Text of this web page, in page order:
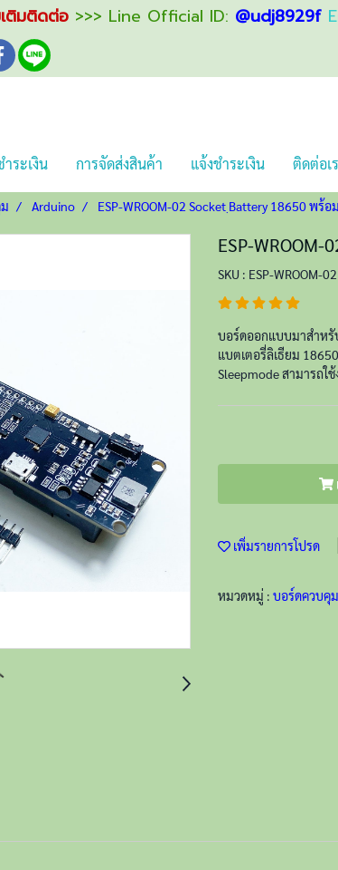
ติมติดต่อ >>> Line Official ID: @udj8929f
ระเงิน การจัดส่งสินค้า แจ้งชำระเงิน ติดต่อเ
Arduino ESP-WROOM-02 Socket ฺBattery 18650 พร้
ESP-
SKU : ESP-WROOM-02
บอร์ดออกแบบมาสำหรั
แบตเตอรี่ลิเธียม
Sleepmode สามารถใ
เพิ่มรายการโปรด
หมวดหมู่ : บอร์ดควบคุม